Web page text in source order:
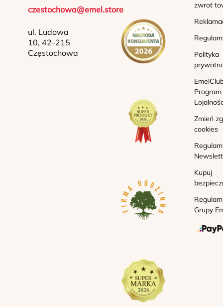
czestochowa@emel.store
ul. Ludowa
10, 42-215
Częstochowa
zwrot
Polityka
Program
Zmień
cookies
Kupuj
Grupy